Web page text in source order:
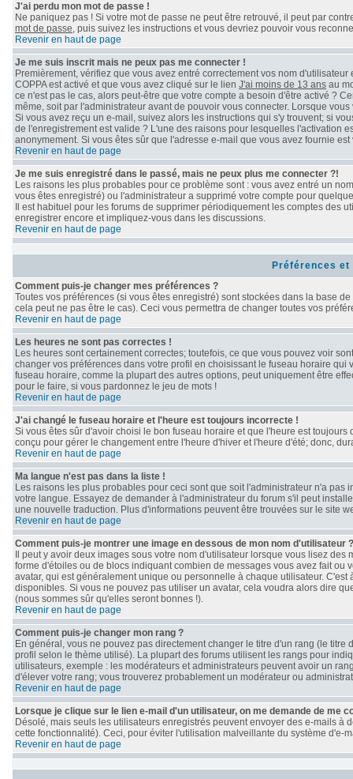
J'ai perdu mon mot de passe !
Ne paniquez pas ! Si votre mot de passe ne peut être retrouvé, il peut par
mot de passe, puis suivez les instructions et vous devriez pouvoir vous
Revenir en haut de page
Je me suis inscrit mais ne peux pas me connecter !
Premièrement, vérifiez que vous avez entré correctement vos nom
COPPA est activé et que vous avez cliqué sur le lien J'ai moins de 13 ans au
ce n'est pas le cas, alors peut-être que votre compte a besoin d'être activé ?
même, soit par l'administrateur avant de pouvoir vous connecter. Lorsque
Si vous avez reçu un e-mail, suivez alors les instructions qui s'y trouvent; si
de l'enregistrement est valide ? L'une des raisons pour lesquelles l'activation
anonymement. Si vous êtes sûr que l'adresse e-mail que vous avez fournie
Revenir en haut de page
Je me suis enregistré dans le passé, mais ne peux plus me connecter ?!
Les raisons les plus probables pour ce problème sont : vous avez entré un
vous êtes enregistré) ou l'administrateur a supprimé votre compte pour
Il est habituel pour les forums de supprimer périodiquement les comptes
enregistrer encore et impliquez-vous dans les discussions.
Revenir en haut de page
Préférences
Comment puis-je changer mes préférences ?
Toutes vos préférences (si vous êtes enregistré) sont stockées dans la base
cela peut ne pas être le cas). Ceci vous permettra de changer toutes vos
Revenir en haut de page
Les heures ne sont pas correctes !
Les heures sont certainement correctes; toutefois, ce que vous pouvez voir
changer vos préférences dans votre profil en choisissant le fuseau horaire
fuseau horaire, comme la plupart des autres options, peut uniquement être
pour le faire, si vous pardonnez le jeu de mots !
Revenir en haut de page
J'ai changé le fuseau horaire et l'heure est toujours incorrecte !
Si vous êtes sûr d'avoir choisi le bon fuseau horaire et que l'heure est
conçu pour gérer le changement entre l'heure d'hiver et l'heure d'été; donc,
Revenir en haut de page
Ma langue n'est pas dans la liste !
Les raisons les plus probables pour ceci sont que soit l'administrateur n'a
votre langue. Essayez de demander à l'administrateur du forum s'il peut
une nouvelle traduction. Plus d'informations peuvent être trouvées sur le site
Revenir en haut de page
Comment puis-je montrer une image en dessous de mon nom d'utilisateur ?
Il peut y avoir deux images sous votre nom d'utilisateur lorsque vous lisez
forme d'étoiles ou de blocs indiquant combien de messages vous avez fait
avatar, qui est généralement unique ou personnelle à chaque utilisateur.
disponibles. Si vous ne pouvez pas utiliser un avatar, cela voudra alors dire
(nous sommes sûr qu'elles seront bonnes !).
Revenir en haut de page
Comment puis-je changer mon rang ?
En général, vous ne pouvez pas directement changer le titre d'un rang (le
profil selon le thème utilisé). La plupart des forums utilisent les rangs pour
utilisateurs, exemple : les modérateurs et administrateurs peuvent avoir un
d'élever votre rang; vous trouverez probablement un modérateur ou
Revenir en haut de page
Lorsque je clique sur le lien e-mail d'un utilisateur, on me demande de me
Désolé, mais seuls les utilisateurs enregistrés peuvent envoyer des e-mails
cette fonctionnalité). Ceci, pour éviter l'utilisation malveillante du système d'e-
Revenir en haut de page